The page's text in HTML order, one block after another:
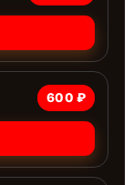
600 ₽